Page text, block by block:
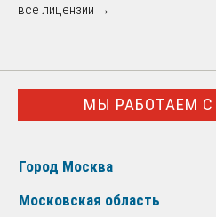
все лицензии →
МЫ РАБОТАЕМ
Город Москва
Московская область